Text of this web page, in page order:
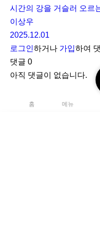
색
홈 메뉴
시간의 강을 거슬러 오르
이상우
2025.12.01
로그인하거나 가입하여
댓글 0
아직 댓글이 없습니다.